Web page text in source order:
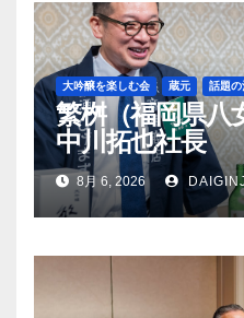
大吟醸を楽しむ会 蔵元 話題の
繁桝（福岡県八
中川拓也社長
8月 6, 2026